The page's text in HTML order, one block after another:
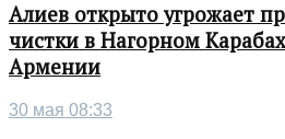
Алиев открыто угрожает
чистки в Нагорном
Армении
30 мая 08:33